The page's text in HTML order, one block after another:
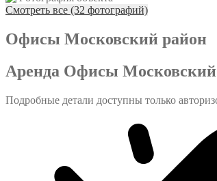
Смотреть все (32 фотографий)
Офисы Московский район
Аренда Офисы Московский
Подробные детали доступны только